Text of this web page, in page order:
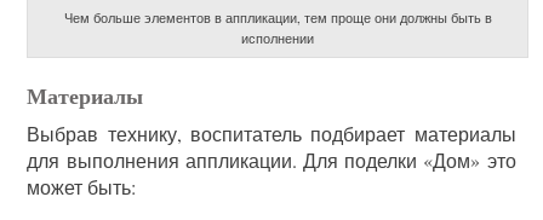
Чем больше элементов в аппликации, тем проще они должны быть в
исполнении
Материалы
Выбрав технику, воспитатель подбирает материалы
для выполнения аппликации. Для поделки «Дом» это
может быть: